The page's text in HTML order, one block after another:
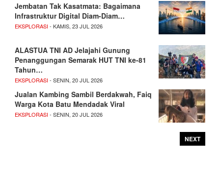
Jembatan Tak Kasatmata: Bagaimana
Infrastruktur Digital Diam-Diam…
EKSPLORASI- KAMIS, 23 JUL 2026
ALASTUA TNI AD Jelajahi Gunung
Penanggungan Semarak HUT TNI ke-81
Tahun…
EKSPLORASI- SENIN, 20 JUL 2026
Jualan Kambing Sambil Berdakwah, Faiq
Warga Kota Batu Mendadak Viral
EKSPLORASI- SENIN, 20 JUL 2026
NEXT